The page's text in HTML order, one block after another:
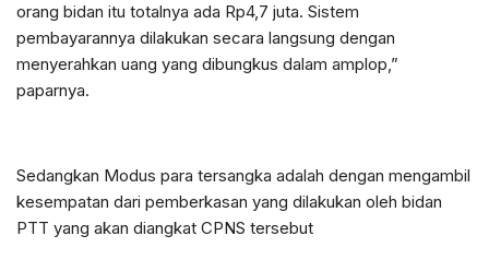
orang bidan itu totalnya ada Rp4,7 juta. Sistem
pembayarannya dilakukan secara langsung dengan
menyerahkan uang yang dibungkus dalam amplop,”
paparnya.
Sedangkan Modus para tersangka adalah dengan mengambil
kesempatan dari pemberkasan yang dilakukan oleh bidan
PTT yang akan diangkat CPNS tersebut